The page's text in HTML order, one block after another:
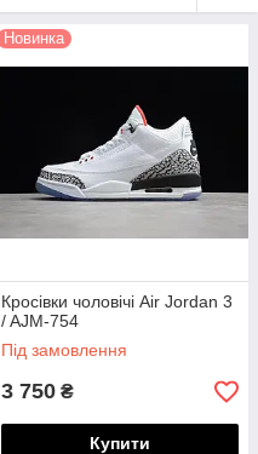
Новинка
Кросівки чоловічі Air Jordan 3
/ AJM-754
Під замовлення
3 750 ₴
Купити